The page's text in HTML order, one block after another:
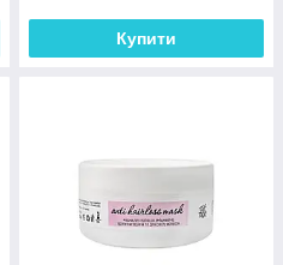
Купити